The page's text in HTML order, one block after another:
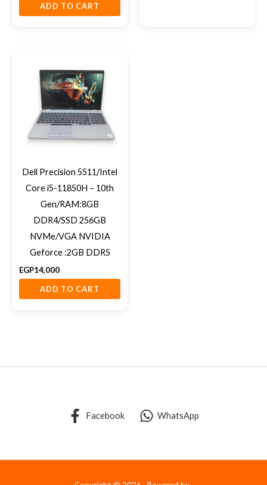
ADD TO CART
Dell Precision 5511/Intel
Core i5-11850H – 10th
Gen/RAM:8GB
DDR4/SSD 256GB
NVMe/VGA NVIDIA
Geforce :2GB DDR5
EGP14,000
ADD TO CART
Facebook WhatsApp